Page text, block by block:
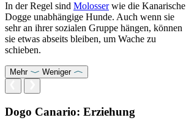
In der Regel sind Molosserwie die Kanarische
Dogge unabhängige Hunde. Auch wenn sie
sehr an ihrer sozialen Gruppe hängen, können
sie etwas abseits bleiben, um Wache zu
schieben.
Mehr Weniger
Dogo Canario: Erziehung